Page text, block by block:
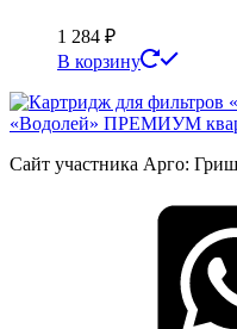
1 284 ₽
В корзину
Сайт участника Арго: